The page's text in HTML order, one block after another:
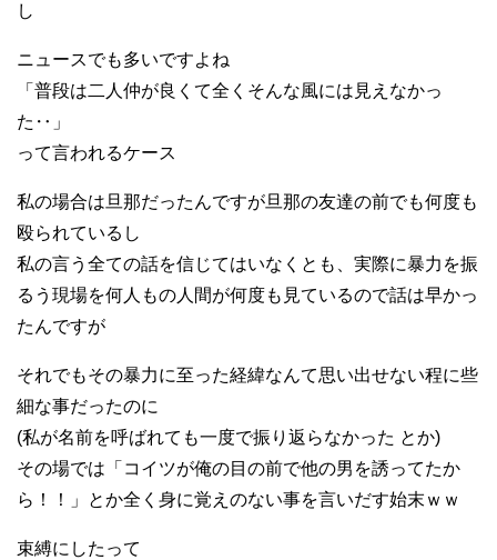
し
ニュースでも多いですよね
「普段は二人仲が良くて全くそんな風には見えなかっ
た‥」
って言われるケース
私の場合は旦那だったんですが旦那の友達の前でも何度も
殴られているし
私の言う全ての話を信じてはいなくとも、実際に暴力を振
るう現場を何人もの人間が何度も見ているので話は早かっ
たんですが
それでもその暴力に至った経緯なんて思い出せない程に些
細な事だったのに
(私が名前を呼ばれても一度で振り返らなかった とか)
その場では「コイツが俺の目の前で他の男を誘ってたか
ら！！」とか全く身に覚えのない事を言いだす始末ｗｗ
束縛にしたって